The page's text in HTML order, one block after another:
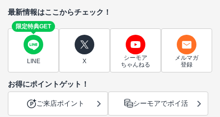
最新情報はここからチェック！
限定特典GET
LINE X
シーモア
ちゃんねる
メルマガ
登録
お得にポイントゲット！
ご来店ポイント シーモアでポイ活